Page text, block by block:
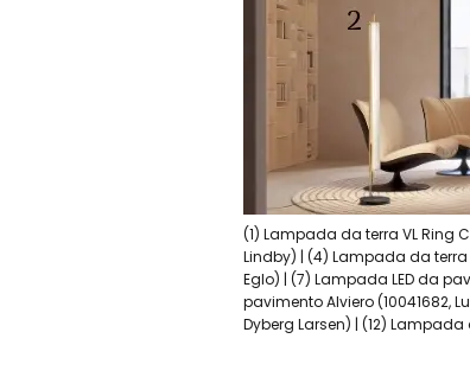
(1) Lampada da terra VL Ring
Lindby) | (4) Lampada da terra
Eglo) | (7) Lampada LED da
pavimento Alviero (10041682,
Dyberg Larsen) | (12)